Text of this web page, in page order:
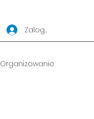
Zaloguj się
Organizowanie